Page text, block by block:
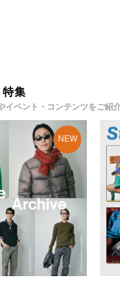
特集
イベント・コンテンツをご紹